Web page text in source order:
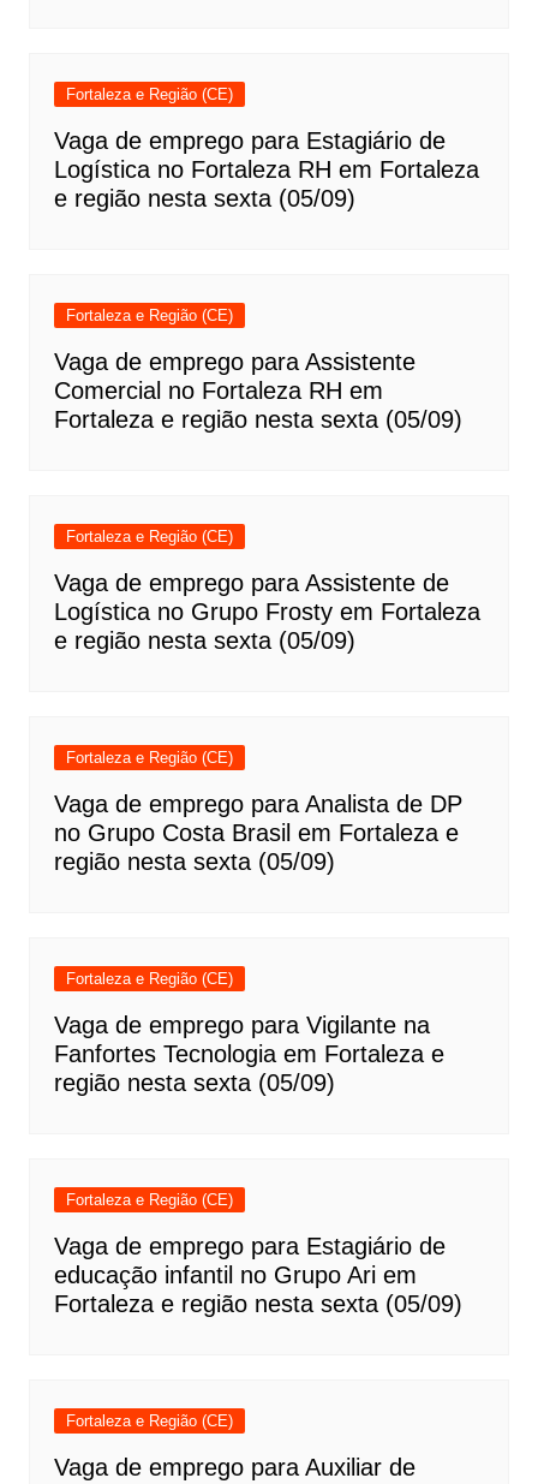
Fortaleza e Região (CE)
Vaga de emprego para Estagiário de
Logística no Fortaleza RH em Fortaleza
e região nesta sexta (05/09)
Fortaleza e Região (CE)
Vaga de emprego para Assistente
Comercial no Fortaleza RH em
Fortaleza e região nesta sexta (05/09)
Fortaleza e Região (CE)
Vaga de emprego para Assistente de
Logística no Grupo Frosty em Fortaleza
e região nesta sexta (05/09)
Fortaleza e Região (CE)
Vaga de emprego para Analista de DP
no Grupo Costa Brasil em Fortaleza e
região nesta sexta (05/09)
Fortaleza e Região (CE)
Vaga de emprego para Vigilante na
Fanfortes Tecnologia em Fortaleza e
região nesta sexta (05/09)
Fortaleza e Região (CE)
Vaga de emprego para Estagiário de
educação infantil no Grupo Ari em
Fortaleza e região nesta sexta (05/09)
Fortaleza e Região (CE)
Vaga de emprego para Auxiliar de